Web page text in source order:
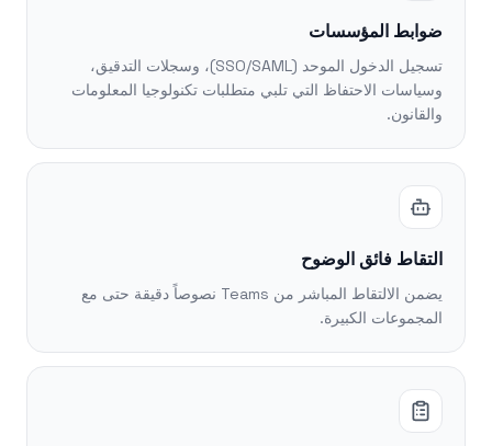
ضوابط المؤسسات
تسجيل الدخول الموحد (SSO/SAML)، وسجلات التدقيق،
وسياسات الاحتفاظ التي تلبي متطلبات تكنولوجيا المعلومات
والقانون.
التقاط فائق الوضوح
يضمن الالتقاط المباشر من Teams نصوصاً دقيقة حتى مع
المجموعات الكبيرة.